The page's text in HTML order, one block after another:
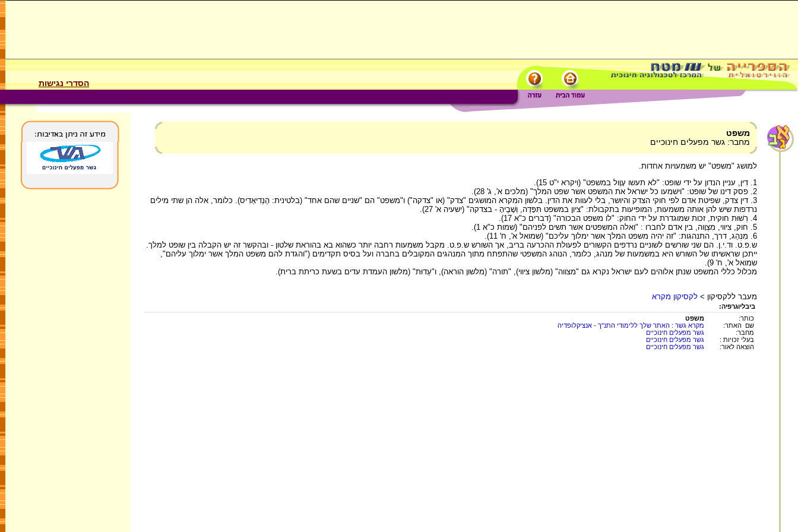
הסדרי נגישות
משפט
מחבר: גשר מפעלים חינוכיים
למושג "משפט" יש משמעויות אחדות.
1. דִין, עניין הנדון על ידי שופט: "לא תעשו עָוֶול במשפט" (ויקרא י"ט 15).
2. פסק דינו של שופט: "וישמעו כל ישראל את המשפט אשר שפט המלך" (מלכים א', ג' 28).
3. דין צדק, שפיטת אדם לפי חוקי הצדק והיושר, בלי לעוות את הדין. בלשון המקרא המושגים "צדק" (או "צדקה") ו"משפט" הם "שניים שהם אחד" (בלטינית: הֶנְדִיאַדִיס). כלומר, אלה הן שתי מילים
נרדפות שיש להן אותה משמעות, המופיעות בתקבולת: "ציון במשפט תִּפָּדֶה, וְשָׁבֶיהָ - בצדקה" (ישעיה א' 27).
4. רְשׁוּת חוקית, זכות שמוגדרת על ידי החוק: "לו משפט הבכורה" (דברים כ"א 17).
5. חוק, ציווי, מִצְוָוה, בין אדם לחברו : "ואלה המשפטים אשר תשים לפניהם" (שמות כ"א 1).
6. מִנְהַג, דרך, התנהגות: "זה יהיה משפט המלך אשר ימלוך עליכם" (שמואל א', ח' 11).
ש.פ.ט. וד.י.ן. הם שני שורשים לשוניים נרדפים הקשורים לפעולת ההכרעה בריב, אך השורש ש.פ.ט. מקבל משמעות רחבה יותר כשהוא בא בהוראת שלטון - ובהקשר זה יש הקבלה בין שופט למלך.
ייתכן שראשיתו של השורש היא במשמעות של מנהג, כלומר, הנוהג המשפטי שהתפתח מתוך המנהגים המקובלים בחברה ועל בסיס תקדימים ("והגדת להם משפט המלך אשר ימלוך עליהם",
שמואל א', ח' 9).
מכלול כללי המשפט שנתן אלוהים לעם ישראל נקרא גם "מצווה" (מלשון ציווי), "תורה" (מלשון הוראה), ו"עֵדוּת" (מלשון העמדת עדים בשעת כריתת ברית).
מעבר ללקסיקון > לקסיקון מקרא
ביבליוגרפיה:
כותר:
משפט
שם האתר:
מקרא גשר : האתר שלך ללימודי התנ"ך - אנציקלופדיה
מחבר:
גשר מפעלים חינוכיים
בעלי זכויות :
גשר מפעלים חינוכיים
הוצאה לאור:
גשר מפעלים חינוכיים